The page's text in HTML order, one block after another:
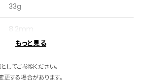
33g
8.2mm
スーパーチタニウム
もっと見る
してご参照ください。
する場合があります。